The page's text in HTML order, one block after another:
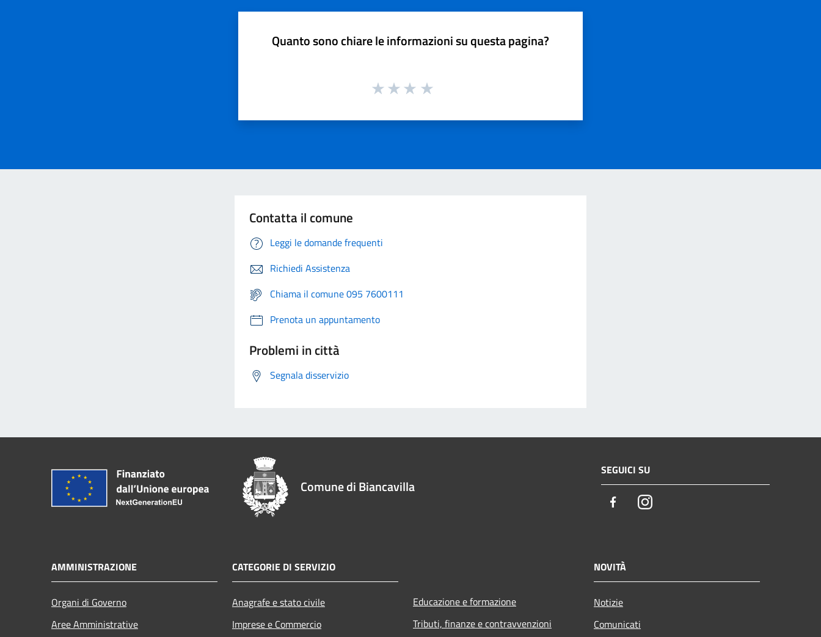
Quanto sono chiare le informazioni su questa pagina?
Contatta il comune
Leggi le domande frequenti
Richiedi Assistenza
Chiama il comune 095 7600111
Prenota un appuntamento
Problemi in città
Segnala disservizio
Comune di Biancavilla
SEGUICI SU
FacebookInstagram
AMMINISTRAZIONE
Organi di Governo
Aree Amministrative
CATEGORIE DI SERVIZIO
Anagrafe e stato civile
Imprese e Commercio
Educazione e formazione
Tributi, finanze e contravvenzioni
NOVITÀ
Notizie
Comunicati